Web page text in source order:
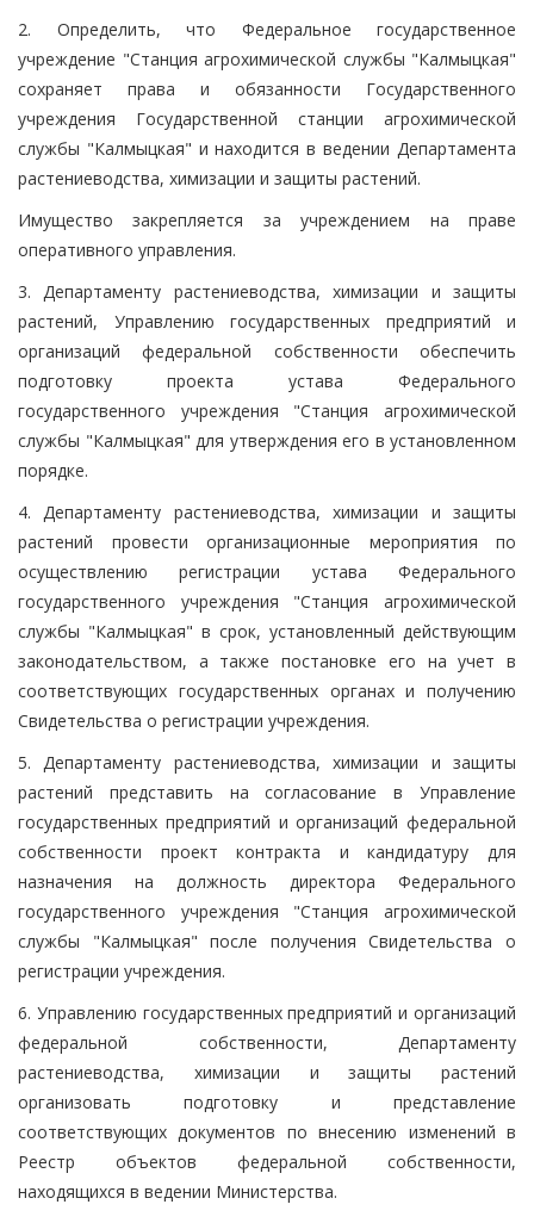
2. Определить, что Федеральное государственное
учреждение "Станция агрохимической службы "Калмыцкая"
сохраняет права и обязанности Государственного
учреждения Государственной станции агрохимической
службы "Калмыцкая" и находится в ведении Департамента
растениеводства, химизации и защиты растений.
Имущество закрепляется за учреждением на праве
оперативного управления.
3. Департаменту растениеводства, химизации и защиты
растений, Управлению государственных предприятий и
организаций федеральной собственности обеспечить
подготовку проекта устава Федерального
государственного учреждения "Станция агрохимической
службы "Калмыцкая" для утверждения его в установленном
порядке.
4. Департаменту растениеводства, химизации и защиты
растений провести организационные мероприятия по
осуществлению регистрации устава Федерального
государственного учреждения "Станция агрохимической
службы "Калмыцкая" в срок, установленный действующим
законодательством, а также постановке его на учет в
соответствующих государственных органах и получению
Свидетельства о регистрации учреждения.
5. Департаменту растениеводства, химизации и защиты
растений представить на согласование в Управление
государственных предприятий и организаций федеральной
собственности проект контракта и кандидатуру для
назначения на должность директора Федерального
государственного учреждения "Станция агрохимической
службы "Калмыцкая" после получения Свидетельства о
регистрации учреждения.
6. Управлению государственных предприятий и организаций
федеральной собственности, Департаменту
растениеводства, химизации и защиты растений
организовать подготовку и представление
соответствующих документов по внесению изменений в
Реестр объектов федеральной собственности,
находящихся в ведении Министерства.